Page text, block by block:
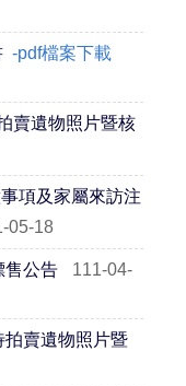
-pdf檔案下載
賣遺物照片暨核
項及家屬來訪注
05-18
售公告
111-04-
賣遺物照片暨